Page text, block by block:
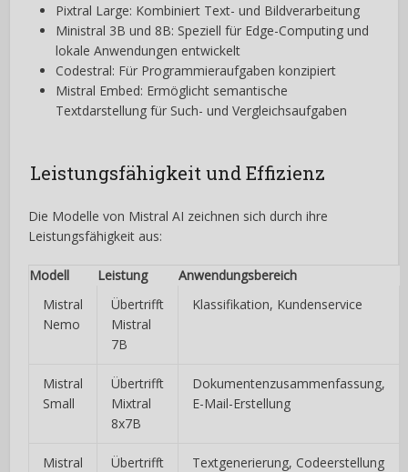
Pixtral Large: Kombiniert Text- und Bildverarbeitung
Ministral 3B und 8B: Speziell für Edge-Computing und
lokale Anwendungen entwickelt
Codestral: Für Programmieraufgaben konzipiert
Mistral Embed: Ermöglicht semantische
Textdarstellung für Such- und Vergleichsaufgaben
Leistungsfähigkeit und Effizienz
Die Modelle von Mistral AI zeichnen sich durch ihre
Leistungsfähigkeit aus:
Modell Leistung
Anwendungsbereich
Mistral
Nemo
Übertrifft
Mistral
7B
Klassifikation, Kundenservice
Mistral
Small
Übertrifft
Mixtral
8x7B
Dokumentenzusammenfassung,
E-Mail-Erstellung
Mistral
Übertrifft
Textgenerierung, Codeerstellung